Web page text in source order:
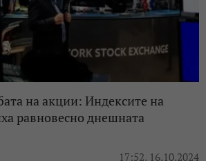
на акции: Индексите на
равновесно днешната
17:52, 16.10.2024